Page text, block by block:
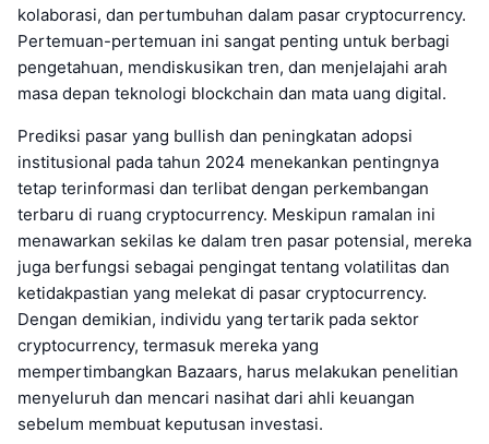
kolaborasi, dan pertumbuhan dalam pasar cryptocurrency.
Pertemuan-pertemuan ini sangat penting untuk berbagi
pengetahuan, mendiskusikan tren, dan menjelajahi arah
masa depan teknologi blockchain dan mata uang digital.
Prediksi pasar yang bullish dan peningkatan adopsi
institusional pada tahun 2024 menekankan pentingnya
tetap terinformasi dan terlibat dengan perkembangan
terbaru di ruang cryptocurrency. Meskipun ramalan ini
menawarkan sekilas ke dalam tren pasar potensial, mereka
juga berfungsi sebagai pengingat tentang volatilitas dan
ketidakpastian yang melekat di pasar cryptocurrency.
Dengan demikian, individu yang tertarik pada sektor
cryptocurrency, termasuk mereka yang
mempertimbangkan Bazaars, harus melakukan penelitian
menyeluruh dan mencari nasihat dari ahli keuangan
sebelum membuat keputusan investasi.